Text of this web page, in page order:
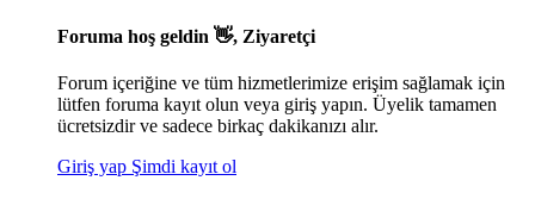
Foruma hoş geldin 👋, Ziyaretçi
Forum içeriğine ve tüm hizmetlerimize erişim sağlamak için
lütfen foruma kayıt olun veya giriş yapın. Üyelik tamamen
ücretsizdir ve sadece birkaç dakikanızı alır.
Giriş yap Şimdi kayıt ol